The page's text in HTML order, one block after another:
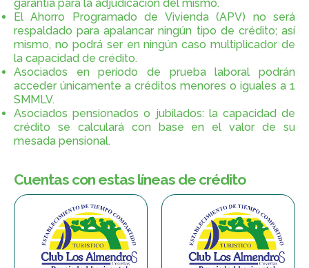
garantía para la adjudicación del mismo.
El Ahorro Programado de Vivienda (APV) no será
respaldado para apalancar ningún tipo de crédito; así
mismo, no podrá ser en ningún caso multiplicador de
la capacidad de crédito.
Asociados en período de prueba laboral podrán
acceder únicamente a créditos menores o iguales a 1
SMMLV.
Asociados pensionados o jubilados: la capacidad de
crédito se calculará con base en el valor de su
mesada pensional.
Cuentas con estas líneas de crédito